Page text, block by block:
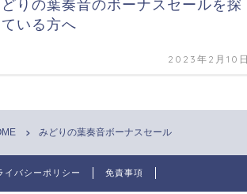
りの葉奏音のボーナスセールを探
ている方へ
2023年2月10
みどりの葉奏音ボーナスセール
イバシーポリシー 免責事項